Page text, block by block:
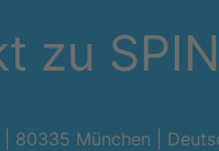
zu
80335 München |